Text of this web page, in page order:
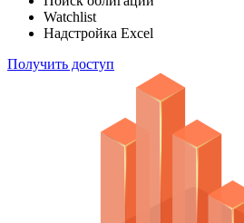
Watchlist
Надстройка Excel
Получить доступ